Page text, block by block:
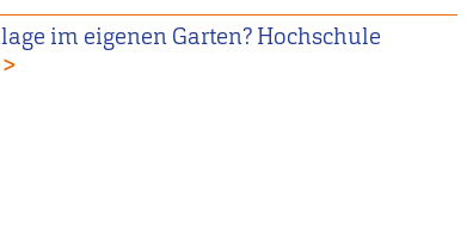
im eigenen Garten? Hochschule